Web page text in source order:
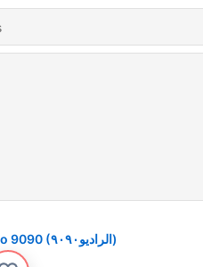
El-Radio‎ 9090 (الراديو٩٠٩٠)